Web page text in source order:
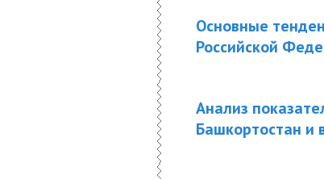
Основные
Российской
Анализ
Башкортостан и